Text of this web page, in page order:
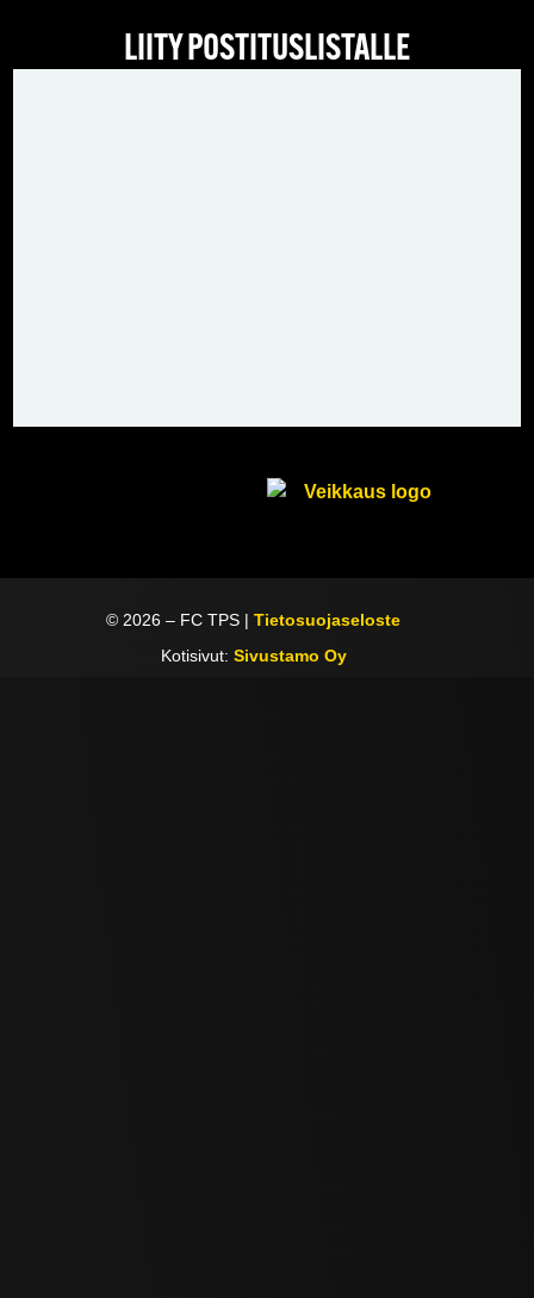
LIITY POSTITUSLISTALLE
© 2026 – FC TPS |Tietosuojaseloste
Kotisivut: Sivustamo Oy